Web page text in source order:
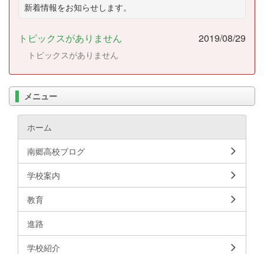
新着情報をお知らせします。
トピックスがありません 2019/08/29
トピックスがありません
メニュー
ホーム
南郷高校ブログ
学校案内
教育
進路
学校紹介